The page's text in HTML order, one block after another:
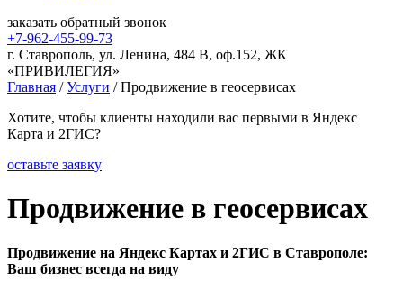
заказать обратный звонок
+7-962-455-99-73
г. Ставрополь, ул. Ленина, 484 В, оф.152, ЖК
«ПРИВИЛЕГИЯ»
Главная / Услуги / Продвижение в геосервисах
Хотите, чтобы клиенты находили вас первыми в Яндекс
Карта и 2ГИС?
оставьте заявку
Продвижение в геосервисах
Продвижение на Яндекс Картах и 2ГИС в Ставрополе:
Ваш бизнес всегда на виду